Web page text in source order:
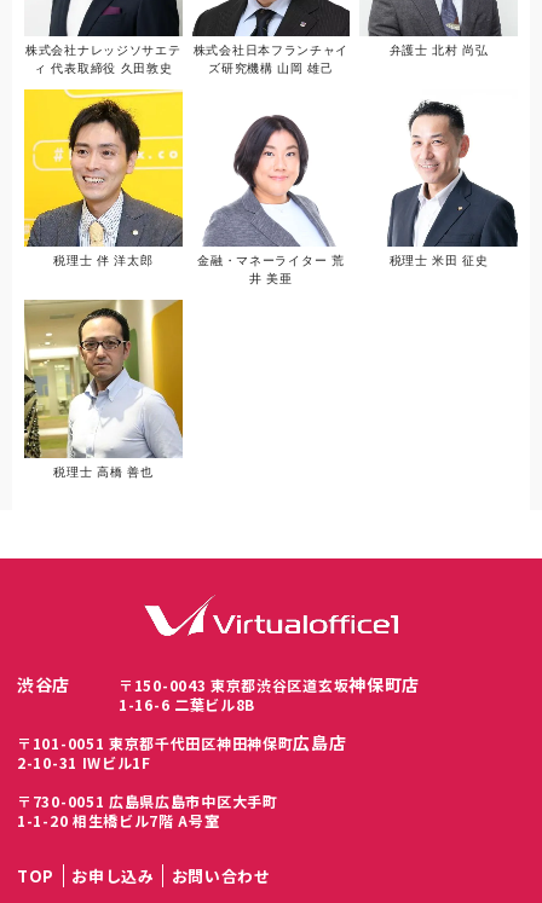
株式会社ナレッジソサエテ
ィ 代表取締役 久田敦史
株式会社日本フランチャイ
ズ研究機構 山岡 雄己
弁護士 北村 尚弘
税理士 伴 洋太郎
金融・マネーライター 荒
井 美亜
税理士 米田 征史
税理士 高橋 善也
渋谷店
〒150-0043 東京都渋谷区道玄坂
1-16-6 二葉ビル8B
神保町店
〒101-0051 東京都千代田区神田神保町
2-10-31 IWビル1F
広島店
〒730-0051 広島県広島市中区大手町
1-1-20 相生橋ビル7階 A号室
TOP お申し込み お問い合わせ